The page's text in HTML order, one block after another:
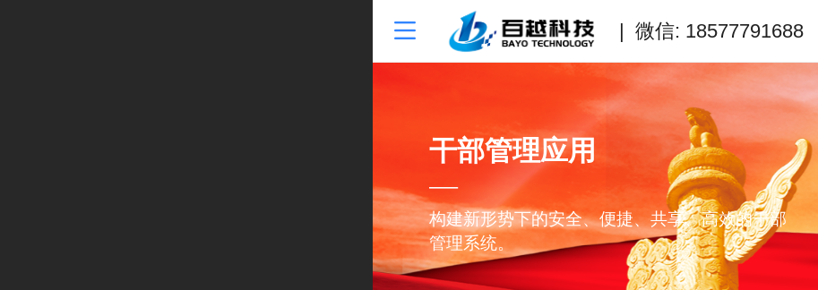
| 微信: 18577791688
干部管理应用
—
构建新形势下的安全、便捷、共享、高效的干部
管理系统。